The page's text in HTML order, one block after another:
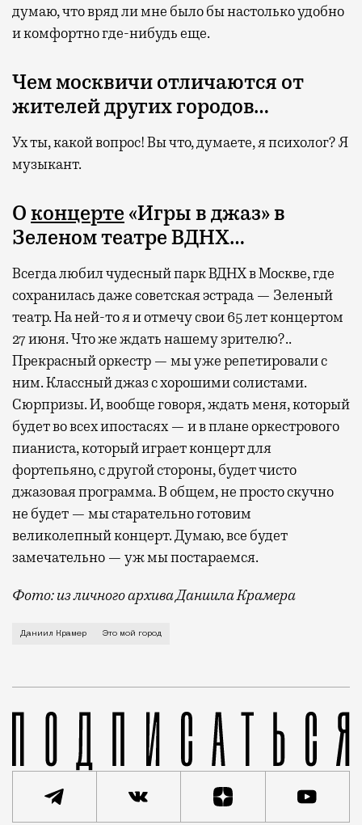
думаю, что вряд ли мне было бы настолько удобно
и комфортно где-нибудь еще.
Чем москвичи отличаются от
жителей других городов…
Ух ты, какой вопрос! Вы что, думаете, я психолог? Я
музыкант.
Оконцерте «Игры в джаз» в
Зеленом театре ВДНХ…
Всегда любил чудесный парк ВДНХ в Москве, где
сохранилась даже советская эстрада — Зеленый
театр. На ней-то я и отмечу свои 65 лет концертом
27 июня. Что же ждать нашему зрителю?..
Прекрасный оркестр — мы уже репетировали с
ним. Классный джаз с хорошими солистами.
Сюрпризы. И, вообще говоря, ждать меня, который
будет во всех ипостасях — и в плане оркестрового
пианиста, который играет концерт для
фортепьяно, с другой стороны, будет чисто
джазовая программа. В общем, не просто скучно
не будет — мы старательно готовим
великолепный концерт. Думаю, все будет
замечательно — уж мы постараемся.
Фото: из личного архива Даниила Крамера
О холодной зиме 1978-го, когда в городе
Даниил Крамер Это мой город